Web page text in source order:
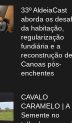
33º AldeiaCast
aborda os
da habitação,
regularização
fundiária e a
reconstrução de
Canoas pós-
enchentes
CAVALO
CARAMELO | A
Semente no